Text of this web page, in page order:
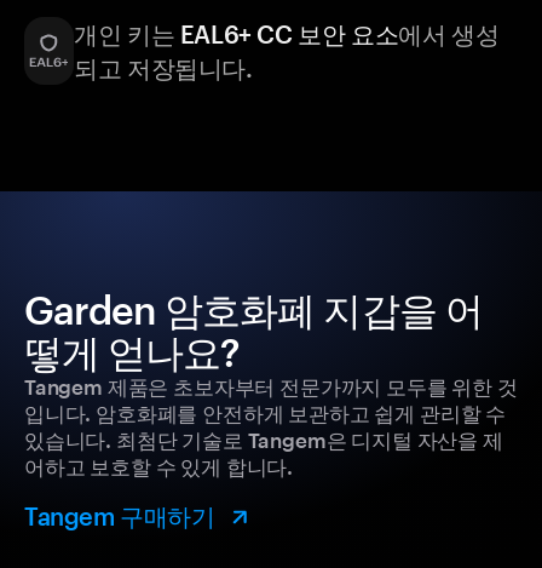
개인 키는 EAL6+ CC 보안 요소에서 생성
되고 저장됩니다.
Garden 암호화폐 지갑을 어
떻게 얻나요?
Tangem 제품은 초보자부터 전문가까지 모두를 위한 것
입니다. 암호화폐를 안전하게 보관하고 쉽게 관리할 수
있습니다. 최첨단 기술로 Tangem은 디지털 자산을 제
어하고 보호할 수 있게 합니다.
Tangem 구매하기